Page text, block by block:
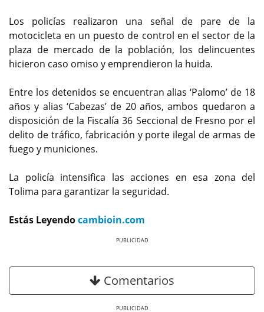
Los policías realizaron una señal de pare de la
motocicleta en un puesto de control en el sector de la
plaza de mercado de la población, los delincuentes
hicieron caso omiso y emprendieron la huida.
Entre los detenidos se encuentran alias ‘Palomo’ de 18
años y alias ‘Cabezas’ de 20 años, ambos quedaron a
disposición de la Fiscalía 36 Seccional de Fresno por el
delito de tráfico, fabricación y porte ilegal de armas de
fuego y municiones.
La policía intensifica las acciones en esa zona del
Tolima para garantizar la seguridad.
Estás Leyendocambioin.com
Comentarios